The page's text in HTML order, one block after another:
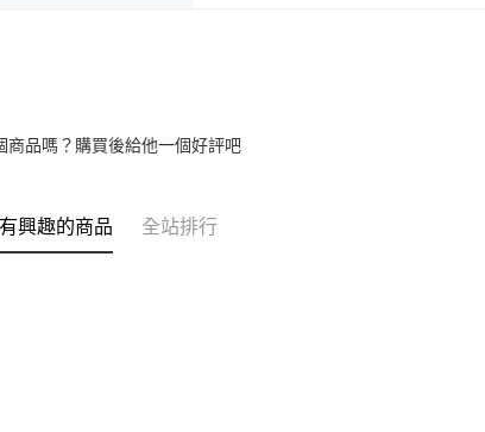
商品嗎？購買後給他一個好評吧
興趣的商品 全站排行